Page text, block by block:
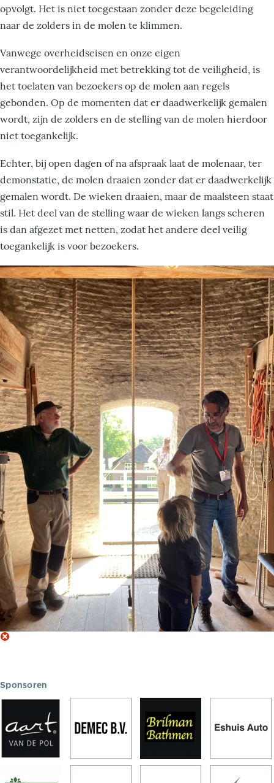
opvolgt. Het is niet toegestaan zonder deze begeleiding
naar de zolders in de molen te klimmen.
Vanwege overheidseisen en onze eigen
verantwoordelijkheid met betrekking tot de veiligheid, is
het toelaten van bezoekers op de molen aan regels
gebonden. Op de momenten dat er daadwerkelijk gemalen
wordt, zijn de zolders en de stelling van de molen hierdoor
niet toegankelijk.
Echter, bij open dagen of na afspraak laat de molenaar, ter
demonstatie, de molen draaien zonder dat er daadwerkelijk
gemalen wordt. De wieken draaien, maar de maalsteen staat
stil. Het deel van de stelling waar de wieken langs scheren
is dan afgezet met netten, zodat het andere deel veilig
toegankelijk is voor bezoekers.
Sponsoren